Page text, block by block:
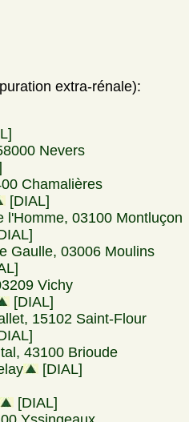
extra-rénale):
Nevers
Chamalières
[DIAL]
l'Homme, 03100 Montluçon
Gaulle, 03006 Moulins
Vichy
[DIAL]
15102 Saint-Flour
43100 Brioude
[DIAL]
[DIAL]